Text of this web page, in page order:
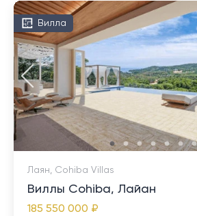
Вилла
Лаян, Cohiba Villas
Виллы Cohiba, Лайан
185 550 000 ₽